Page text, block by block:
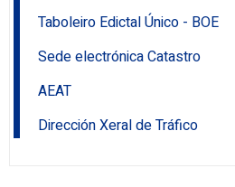
Taboleiro Edictal Único - BOE
Sede electrónica Catastro
AEAT
Dirección Xeral de Tráfico